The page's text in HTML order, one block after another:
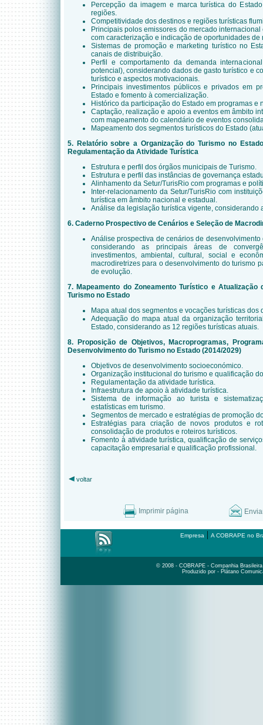
Percepção da imagem e marca turística do
regiões.
Competitividade dos destinos e regiões turísticas
Principais polos emissores do mercado
com caracterização e indicação de oportunidades de
Sistemas de promoção e marketing turístico no
canais de distribuição.
Perfil e comportamento da demanda
potencial), considerando dados de gasto turístico e
turístico e aspectos motivacionais.
Principais investimentos públicos e privados em
Estado e fomento à comercialização.
Histórico da participação do Estado em programas e
Captação, realização e apoio a eventos em âmbito
com mapeamento do calendário de eventos
Mapeamento dos segmentos turísticos do Estado
5. Relatório sobre a Organização do Turismo no
Regulamentação da Atividade Turística
Estrutura e perfil dos órgãos municipais de Turismo.
Estrutura e perfil das instâncias de governança
Alinhamento da Setur/TurisRio com programas e
Inter-relacionamento da Setur/TurisRio com
turística em âmbito nacional e estadual.
Análise da legislação turística vigente, considerando
6. Caderno Prospectivo de Cenários e Seleção de
Análise prospectiva de cenários de
considerando as principais áreas de
investimentos, ambiental, cultural, social e
macrodiretrizes para o desenvolvimento do turismo
de evolução.
7. Mapeamento do Zoneamento Turístico e Atualização
Turismo no Estado
Mapa atual dos segmentos e vocações turísticas
Adequação do mapa atual da organização
Estado, considerando as 12 regiões turísticas atuais.
8. Proposição de Objetivos, Macroprogramas,
Desenvolvimento do Turismo no Estado (2014/2029)
Objetivos de desenvolvimento socioeconómico.
Organização institucional do turismo e qualificação
Regulamentação da atividade turística.
Infraestrutura de apoio à atividade turística.
Sistema de informação ao turista e
estatísticas em turismo.
Segmentos de mercado e estratégias de promoção
Estratégias para criação de novos produtos e
consolidação de produtos e roteiros turísticos.
Fomento à atividade turística, qualificação de
capacitação empresarial e qualificação profissional.
voltar
Imprimir página
Empresa | A COBRAPE no
© 2008 - COBRAPE - Companhia
Produzido por - Plátano